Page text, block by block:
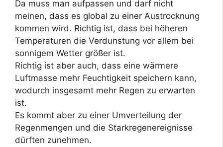
Da muss man aufpassen und darf nicht
meinen, dass es global zu einer Austrocknung
kommen wird. Richtig ist, dass bei höheren
Temperaturen die Verdunstung vor allem bei
sonnigem Wetter größer ist.
Richtig ist aber auch, dass eine wärmere
Luftmasse mehr Feuchtigkeit speichern kann,
wodurch insgesamt mehr Regen zu erwarten
ist.
Es kommt aber zu einer Umverteilung der
Regenmengen und die Starkregenereignisse
dürften zunehmen.